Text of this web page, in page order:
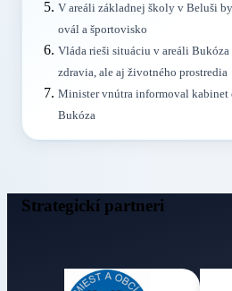
V areáli základnej školy v Beluši
ovál a športovisko
Vláda rieši situáciu v areáli
zdravia, ale aj životného prostredia
Minister vnútra informoval kabinet
Bukóza
Strategickí partneri